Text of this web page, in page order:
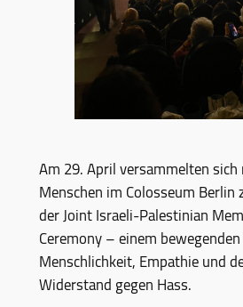
Am 29. April versammelten
Menschen im Colosseum
der Joint Israeli-Palestinian
Ceremony – einem
Menschlichkeit, Empathie und
Widerstand gegen Hass.